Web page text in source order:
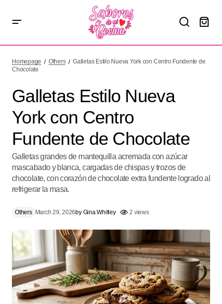
Chocolate
Homepage Others
Galletas Estilo Nueva York con Centro Fundente de
Chocolate
Galletas Estilo Nueva
York con Centro
Fundente de Chocolate
Galletas grandes de mantequilla acremada con azúcar
mascabado y blanca, cargadas de chispas y trozos de
chocolate, con corazón de chocolate extra fundente logrado al
refrigerar la masa.
Others March 29, 2026by Gina Whitley 2 views